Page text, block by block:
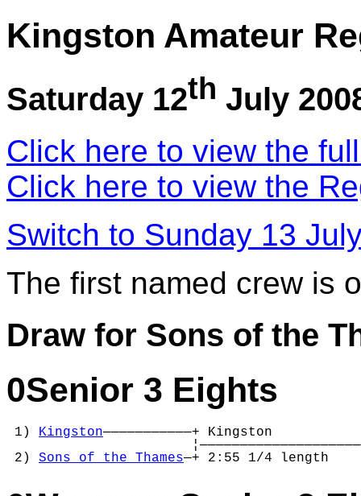
Kingston Amateur
Saturday 12th July
Click here to view the
Click here to view the
Switch to Sunday 13
The first named crew is
Draw for Sons of the
0Senior 3 Eights
1) Kingston———————————+
2) Sons of the Thames—+ 2:55 1/4